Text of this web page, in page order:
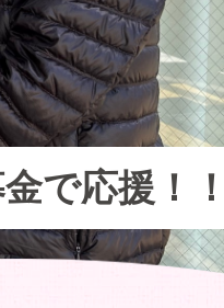
で応援！！